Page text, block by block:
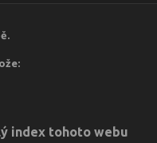
index tohoto webu